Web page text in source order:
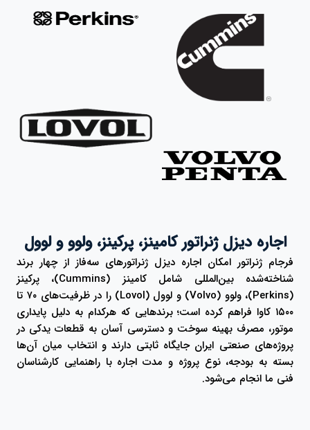
اجاره دیزل ژنراتور کامینز، پرکینز، ولوو و لوول
فرجام ژنراتور امکان اجاره دیزل ژنراتورهای سه‌فاز از چهار برند
شناخته‌شده بین‌المللی شامل کامینز (Cummins)، پرکینز
(Perkins)، ولوو (Volvo) و لوول (Lovol) را در ظرفیت‌های ۷۰ تا
۱۵۰۰ کاوا فراهم کرده است؛ برندهایی که هرکدام به دلیل پایداری
موتور، مصرف بهینه سوخت و دسترسی آسان به قطعات یدکی در
پروژه‌های صنعتی ایران جایگاه ثابتی دارند و انتخاب میان آن‌ها
بسته به بودجه، نوع پروژه و مدت اجاره با راهنمایی کارشناسان
فنی ما انجام می‌شود.